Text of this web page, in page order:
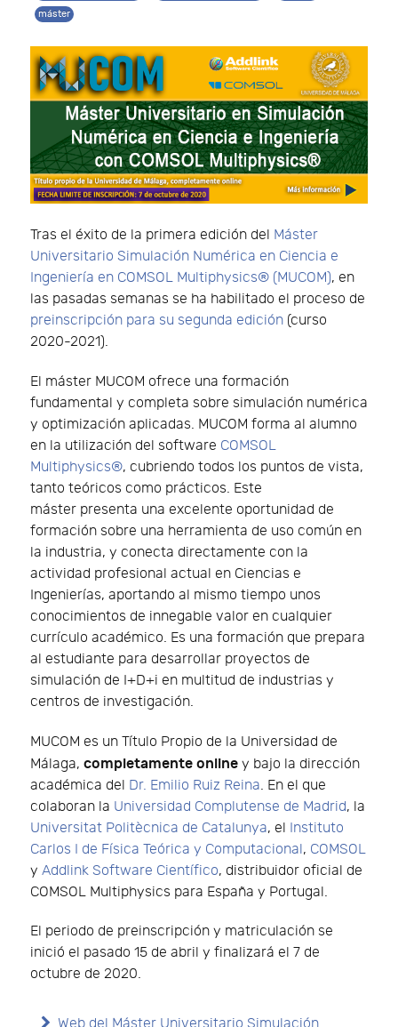
máster
Tras el éxito de la primera edición del Máster
Universitario Simulación Numérica en Ciencia e
Ingeniería en COMSOL Multiphysics® (MUCOM), en
las pasadas semanas se ha habilitado el proceso de
preinscripción para su segunda edición (curso
2020-2021).
El máster MUCOM ofrece una formación
fundamental y completa sobre simulación numérica
y optimización aplicadas. MUCOM forma al alumno
en la utilización del software COMSOL
Multiphysics®, cubriendo todos los puntos de vista,
tanto teóricos como prácticos. Este
máster presenta una excelente oportunidad de
formación sobre una herramienta de uso común en
la industria, y conecta directamente con la
actividad profesional actual en Ciencias e
Ingenierías, aportando al mismo tiempo unos
conocimientos de innegable valor en cualquier
currículo académico. Es una formación que prepara
al estudiante para desarrollar proyectos de
simulación de I+D+i en multitud de industrias y
centros de investigación.
MUCOM es un Título Propio de la Universidad de
Málaga, completamente online y bajo la dirección
académica del Dr. Emilio Ruiz Reina. En el que
colaboran la Universidad Complutense de Madrid, la
Universitat Politècnica de Catalunya, el Instituto
Carlos I de Física Teórica y Computacional, COMSOL
y Addlink Software Científico, distribuidor oficial de
COMSOL Multiphysics para España y Portugal.
El periodo de preinscripción y matriculación se
inició el pasado 15 de abril y finalizará el 7 de
octubre de 2020.